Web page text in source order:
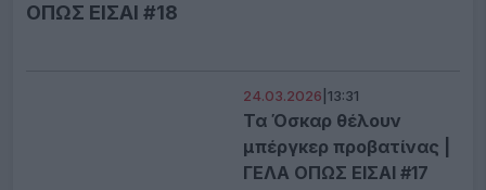
ΟΠΩΣ ΕΙΣΑΙ #18
Τα Όσκαρ θέλουν
μπέργκερ προβατίνας |
ΓΕΛΑ ΟΠΩΣ ΕΙΣΑΙ #17
24.03.2026 13:31